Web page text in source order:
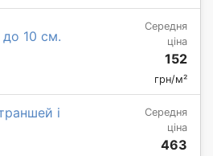
до 10 см.
Середня
ціна
152
грн/м²
і
Середня
ціна
463